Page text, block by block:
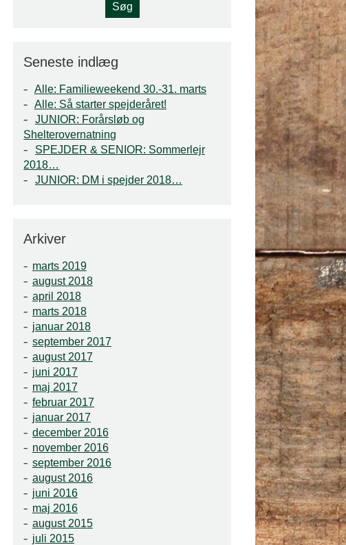
Seneste indlæg
Alle: Familieweekend 30.-31. marts
Alle: Så starter spejderåret!
JUNIOR: Forårsløb og
Shelterovernatning
SPEJDER & SENIOR: Sommerlejr
2018…
JUNIOR: DM i spejder 2018…
Arkiver
marts 2019
august 2018
april 2018
marts 2018
januar 2018
september 2017
august 2017
juni 2017
maj 2017
februar 2017
januar 2017
december 2016
november 2016
september 2016
august 2016
juni 2016
maj 2016
august 2015
juli 2015